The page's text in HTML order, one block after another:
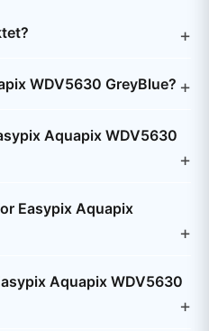
WDV5630 GreyBlue?
Aquapix WDV5630
Easypix Aquapix
Aquapix WDV5630